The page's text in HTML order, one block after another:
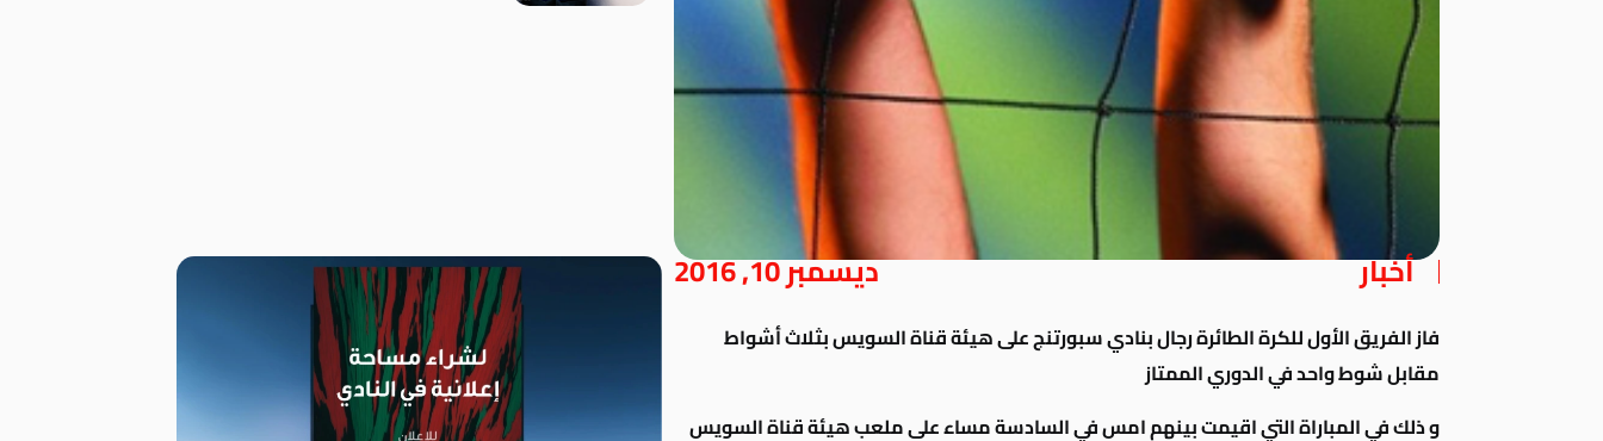
أخبار ديسمبر 10, 2016
فاز الفريق الأول للكرة الطائرة رجال بنادي سبورتنج على هيئة قناة السويس بثلاث أشواط
مقابل شوط واحد في الدوري الممتاز
و ذلك في المباراة التي اقيمت بينهم امس في السادسة مساء على ملعب هيئة قناة السويس